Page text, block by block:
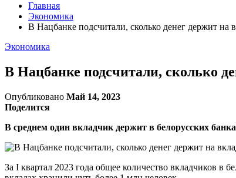
Главная
Экономика
В Нацбанке подсчитали, сколько денег держит на
Экономика
В Нацбанке подсчитали, сколько
Опубликовано Май 14, 2023
Поделится
В среднем один вкладчик держит в белорусских
За I квартал 2023 года общее количество вкладчиков в